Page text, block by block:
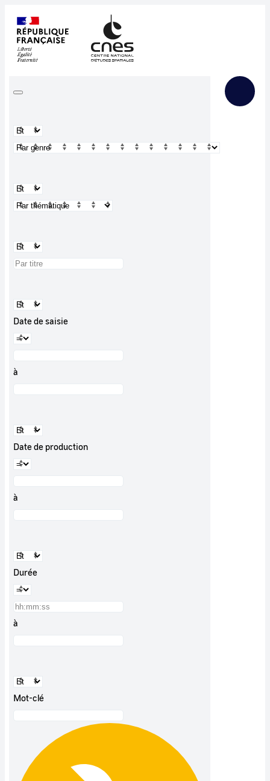
Date de saisie
à
Date de production
à
Durée
à
Mot-clé